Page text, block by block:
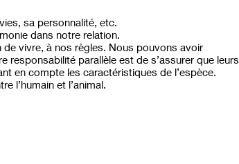
sa personnalité, etc.
dans notre relation.
vivre, à nos règles. Nous pouvons avoir
parallèle est de s’assurer que leurs
en compte les caractéristiques de l’espèce.
l’humain et l’animal.